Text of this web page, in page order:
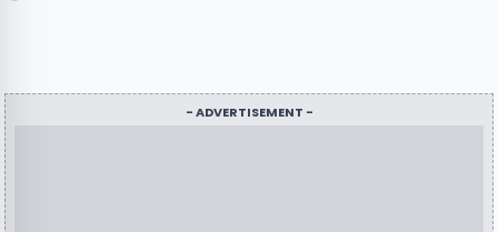
- ADVERTISEMENT -